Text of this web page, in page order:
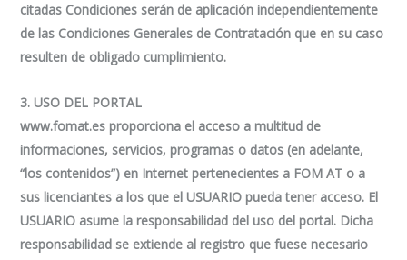
citadas Condiciones serán de aplicación independientemente
de las Condiciones Generales de Contratación que en su caso
resulten de obligado cumplimiento.
3. USO DEL PORTAL
www.fomat.es proporciona el acceso a multitud de
informaciones, servicios, programas o datos (en adelante,
“los contenidos”) en Internet pertenecientes a FOM AT o a
sus licenciantes a los que el USUARIO pueda tener acceso. El
USUARIO asume la responsabilidad del uso del portal. Dicha
responsabilidad se extiende al registro que fuese necesario